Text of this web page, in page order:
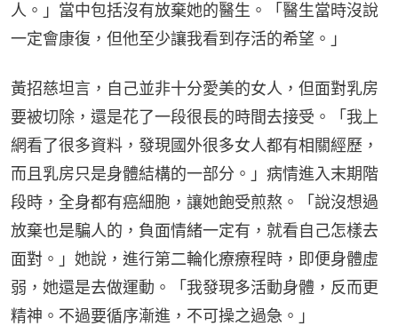
人。」當中包括沒有放棄她的醫生。「醫生當時沒說
一定會康復，但他至少讓我看到存活的希望。」
黃招慈坦言，自己並非十分愛美的女人，但面對乳房
要被切除，還是花了一段很長的時間去接受。「我上
網看了很多資料，發現國外很多女人都有相關經歷，
而且乳房只是身體結構的一部分。」病情進入末期階
段時，全身都有癌細胞，讓她飽受煎熬。「說沒想過
放棄也是騙人的，負面情緒一定有，就看自己怎樣去
面對。」她說，進行第二輪化療療程時，即便身體虛
弱，她還是去做運動。「我發現多活動身體，反而更
精神。不過要循序漸進，不可操之過急。」